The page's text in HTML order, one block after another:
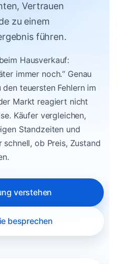
Vertrauen
zu einem
führen.
Hausverkauf:
immer noch.“ Genau
teuersten Fehlern im
Markt reagiert nicht
Käufer vergleichen,
Standzeiten und
schnell, ob Preis, Zustand
verstehen
besprechen